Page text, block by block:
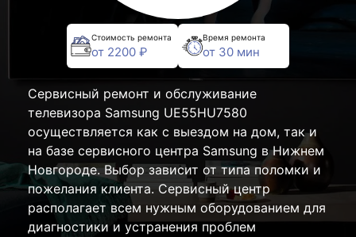
Стоимость ремонта
от 2200 ₽
Время ремонта
от 30 мин
Сервисный ремонт и обслуживание
телевизора Samsung UE55HU7580
осуществляется как с выездом на дом, так и
на базе сервисного центра Samsung в Нижнем
Новгороде. Выбор зависит от типа поломки и
пожелания клиента. Сервисный центр
располагает всем нужным оборудованием для
диагностики и устранения проблем